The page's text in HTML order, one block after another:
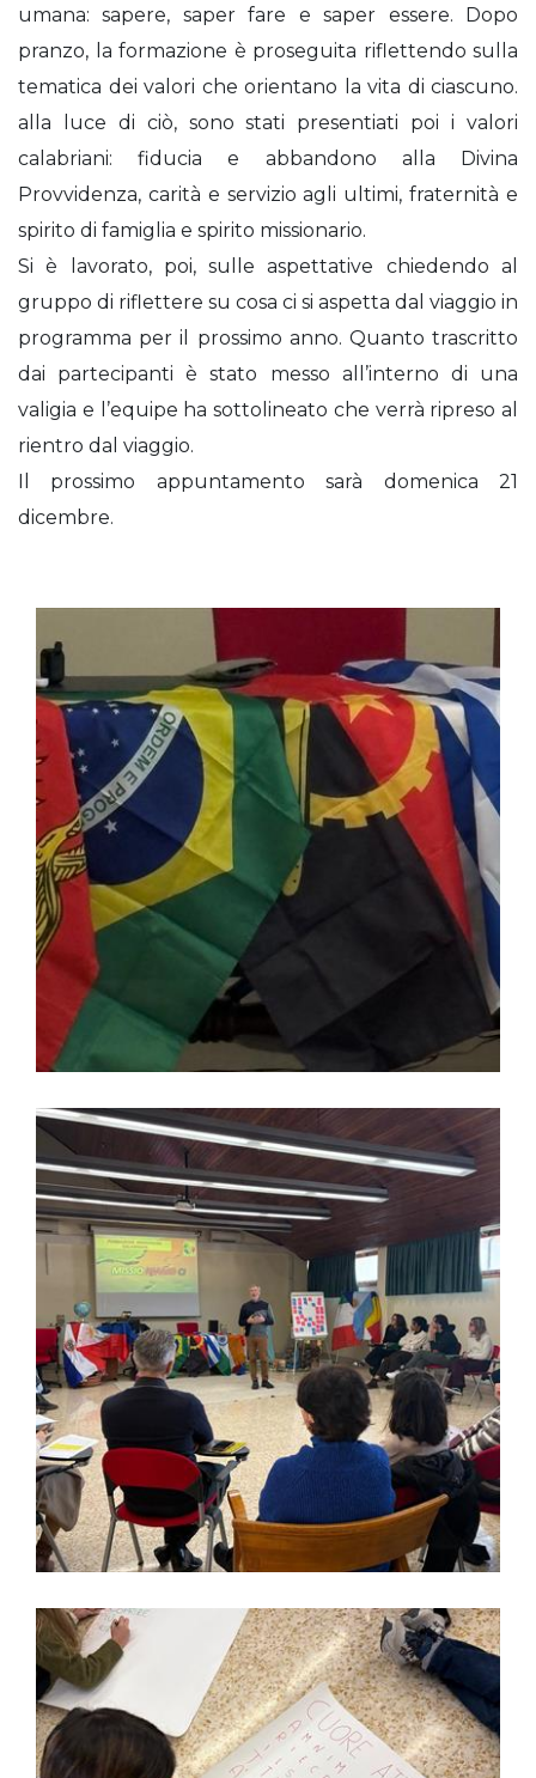
umana: sapere, saper fare e saper essere. Dopo
pranzo, la formazione è proseguita riflettendo sulla
tematica dei valori che orientano la vita di ciascuno.
alla luce di ciò, sono stati presentiati poi i valori
calabriani: fiducia e abbandono alla Divina
Provvidenza, carità e servizio agli ultimi, fraternità e
spirito di famiglia e spirito missionario.
Si è lavorato, poi, sulle aspettative chiedendo al
gruppo di riflettere su cosa ci si aspetta dal viaggio in
programma per il prossimo anno. Quanto trascritto
dai partecipanti è stato messo all’interno di una
valigia e l’equipe ha sottolineato che verrà ripreso al
rientro dal viaggio.
Il prossimo appuntamento sarà domenica 21
dicembre.